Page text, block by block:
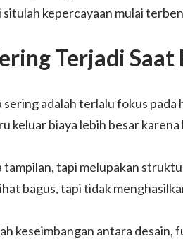
situlah kepercayaan mulai
Terjadi
sering adalah terlalu fokus pada
keluar biaya lebih besar
tapi melupakan
bagus, tapi tidak
keseimbangan antara desain,